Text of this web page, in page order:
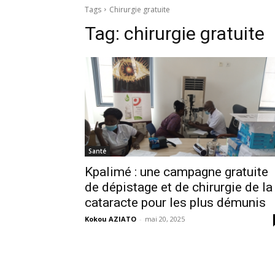
Tags Chirurgie gratuite
Tag: chirurgie gratuite
Santé
Kpalimé : une campagne gratuite
de dépistage et de chirurgie de la
cataracte pour les plus démunis
Kokou AZIATO - mai 20, 2025